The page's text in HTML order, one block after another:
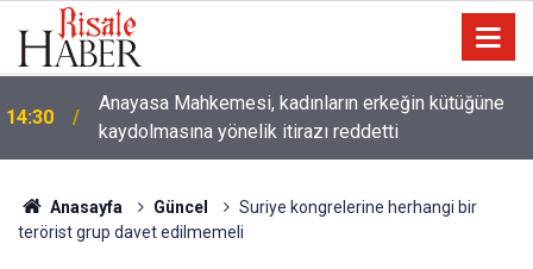
14:00
Çatıda yağmur suyu hasadı: Sıcaklarda klima
kullanımını azaltabilir
Anasayfa Güncel
Suriye kongrelerine herhangi bir
terörist grup davet edilmemeli